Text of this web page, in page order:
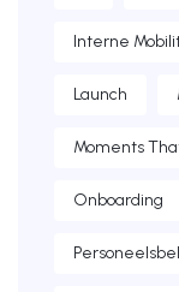
Interne
Launch
Moments
Onboarding